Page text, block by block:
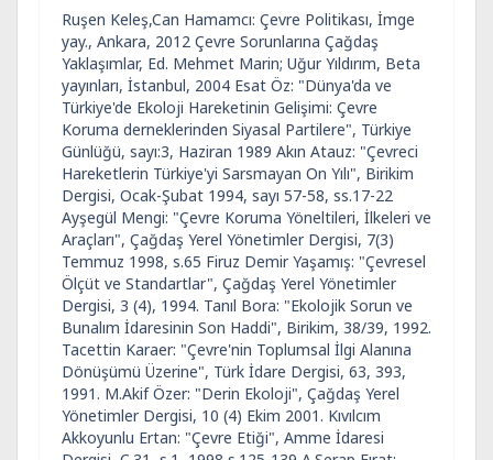
Ruşen Keleş,Can Hamamcı: Çevre Politikası, İmge
yay., Ankara, 2012 Çevre Sorunlarına Çağdaş
Yaklaşımlar, Ed. Mehmet Marin; Uğur Yıldırım, Beta
yayınları, İstanbul, 2004 Esat Öz: "Dünya'da ve
Türkiye'de Ekoloji Hareketinin Gelişimi: Çevre
Koruma derneklerinden Siyasal Partilere", Türkiye
Günlüğü, sayı:3, Haziran 1989 Akın Atauz: "Çevreci
Hareketlerin Türkiye'yi Sarsmayan On Yılı", Birikim
Dergisi, Ocak-Şubat 1994, sayı 57-58, ss.17-22
Ayşegül Mengi: "Çevre Koruma Yöneltileri, İlkeleri ve
Araçları", Çağdaş Yerel Yönetimler Dergisi, 7(3)
Temmuz 1998, s.65 Firuz Demir Yaşamış: "Çevresel
Ölçüt ve Standartlar", Çağdaş Yerel Yönetimler
Dergisi, 3 (4), 1994. Tanıl Bora: "Ekolojik Sorun ve
Bunalım İdaresinin Son Haddi", Birikim, 38/39, 1992.
Tacettin Karaer: "Çevre'nin Toplumsal İlgi Alanına
Dönüşümü Üzerine", Türk İdare Dergisi, 63, 393,
1991. M.Akif Özer: "Derin Ekoloji", Çağdaş Yerel
Yönetimler Dergisi, 10 (4) Ekim 2001. Kıvılcım
Akkoyunlu Ertan: "Çevre Etiği", Amme İdaresi